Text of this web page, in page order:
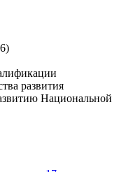
развития
Национальной